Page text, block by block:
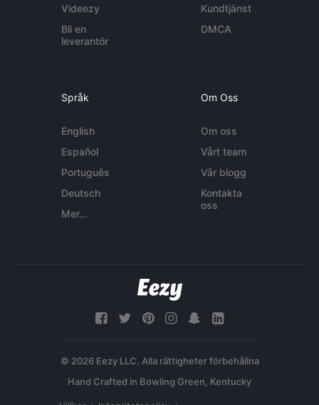
Videezy
Bli en
leverantör
Kundtjänst
DMCA
Språk
English
Español
Português
Deutsch
Mer...
Om Oss
Om oss
Vårt team
Vår blogg
Kontakta
oss
© 2026 Eezy LLC. Alla rättigheter förbehållna